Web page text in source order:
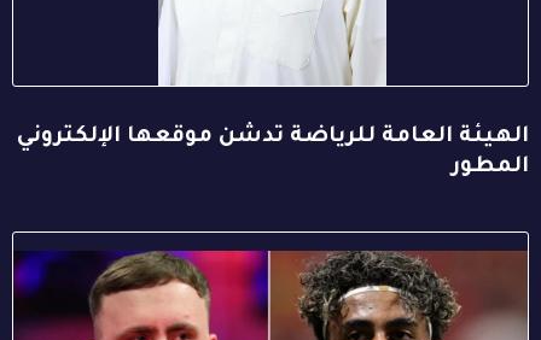
الهيئة العامة للرياضة تدشن موقعها الإلكتروني
المطور